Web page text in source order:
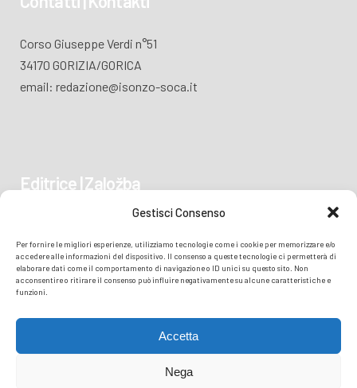
Gestisci Consenso
Per fornire le migliori esperienze, utilizziamo tecnologie come i cookie per memorizzare e/o
accedere alle informazioni del dispositivo. Il consenso a queste tecnologie ci permetterà di
elaborare dati come il comportamento di navigazione o ID unici su questo sito. Non
acconsentire o ritirare il consenso può influire negativamente su alcune caratteristiche e
funzioni.
Accetta
Nega
Corso Giuseppe Verdi n°51
34170 GORIZIA/GORICA
email: redazione@isonzo-soca.it
Editrice | Založba
34170 GORIZIA/GORICA